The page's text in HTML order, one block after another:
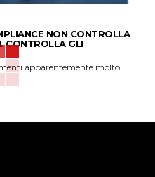
NON CONTROLLA
CONTROLLA GLI
apparentemente molto